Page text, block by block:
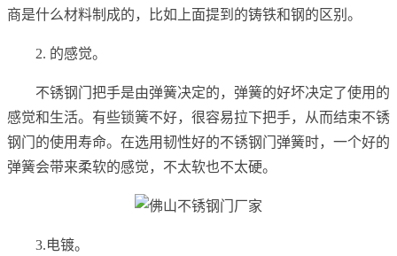
商是什么材料制成的，比如上面提到的铸铁和钢的区别。
2. 的感觉。
不锈钢门把手是由弹簧决定的，弹簧的好坏决定了使用的
感觉和生活。有些锁簧不好，很容易拉下把手，从而结束不锈
钢门的使用寿命。在选用韧性好的不锈钢门弹簧时，一个好的
弹簧会带来柔软的感觉，不太软也不太硬。
3.电镀。